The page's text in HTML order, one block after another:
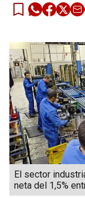
El sector
neta del 1,5%